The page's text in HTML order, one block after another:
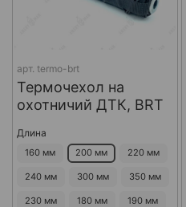
арт. termo-brt
Термочехол на
охотничий ДТК, BRT
Длина
160 мм 200 мм 220 мм
240 мм 300 мм 350 мм
230 мм 180 мм 190 мм